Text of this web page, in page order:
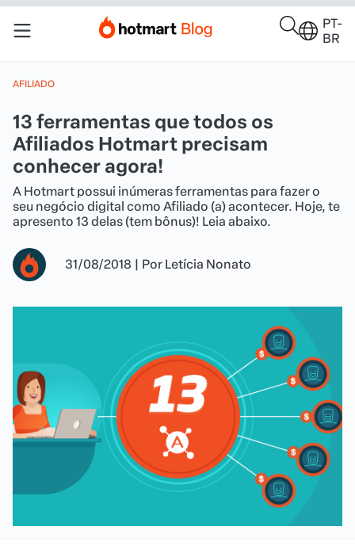
PT-
BR
AFILIADO
13 ferramentas que todos os
Afiliados Hotmart precisam
conhecer agora!
A Hotmart possui inúmeras ferramentas para fazer o
seu negócio digital como Afiliado (a) acontecer. Hoje, te
apresento 13 delas (tem bônus)! Leia abaixo.
31/08/2018 | Por Letícia Nonato